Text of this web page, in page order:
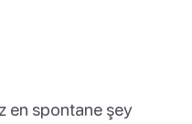
en spontane şey